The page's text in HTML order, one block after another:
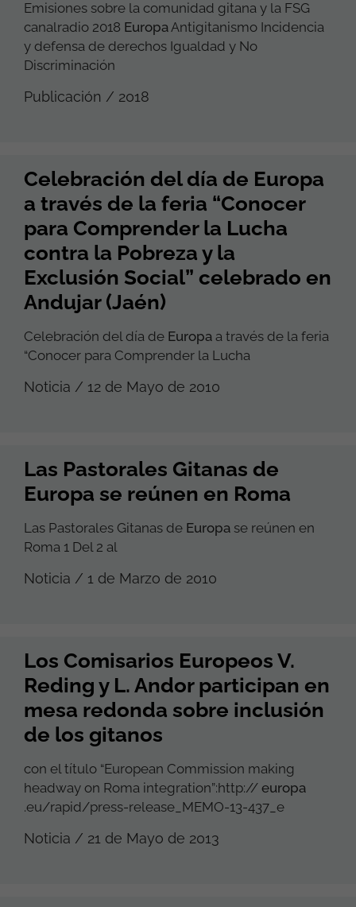
Emisiones sobre la comunidad gitana y la FSG
canalradio 2018 Europa Antigitanismo Incidencia
y defensa de derechos Igualdad y No
Discriminación
Publicación / 2018
Celebración del día de Europa
a través de la feria “Conocer
para Comprender la Lucha
contra la Pobreza y la
Exclusión Social” celebrado en
Andujar (Jaén)
Celebración del día de Europa a través de la feria
“Conocer para Comprender la Lucha
Noticia / 12 de Mayo de 2010
Las Pastorales Gitanas de
Europa se reúnen en Roma
Las Pastorales Gitanas de Europa se reúnen en
Roma 1 Del 2 al
Noticia / 1 de Marzo de 2010
Los Comisarios Europeos V.
Reding y L. Andor participan en
mesa redonda sobre inclusión
de los gitanos
con el título “European Commission making
headway on Roma integration”:http:// europa
.eu/rapid/press-release_MEMO-13-437_e
Noticia / 21 de Mayo de 2013